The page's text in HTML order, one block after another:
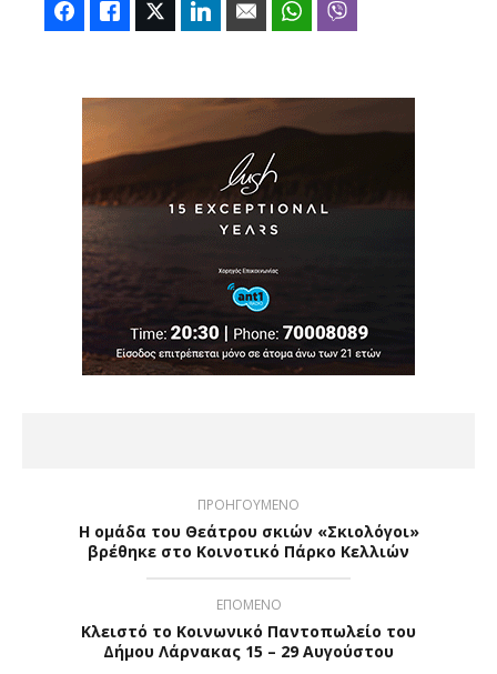
FacebookLike Twitter LinkedIn Email WhatsApp
ΠΡΟΗΓΟΥΜΕΝΟ
Η ομάδα του Θεάτρου σκιών «Σκιολόγοι»
βρέθηκε στο Κοινοτικό Πάρκο Κελλιών
ΕΠΟΜΕΝΟ
Κλειστό το Κοινωνικό Παντοπωλείο του
Δήμου Λάρνακας 15 – 29 Αυγούστου